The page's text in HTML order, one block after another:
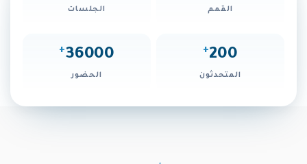
القمم الجلسات
200
+
المتحدثون
36000
+
الحضور